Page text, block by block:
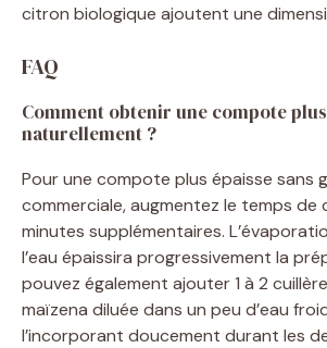
citron biologique ajoutent une
FAQ
Comment obtenir une compote
naturellement ?
Pour une compote plus épaisse sans
commerciale, augmentez le temps de
minutes supplémentaires.
l’eau épaissira progressivement la
pouvez également ajouter 1 à 2
maïzena diluée dans un peu d’eau
l’incorporant doucement durant les